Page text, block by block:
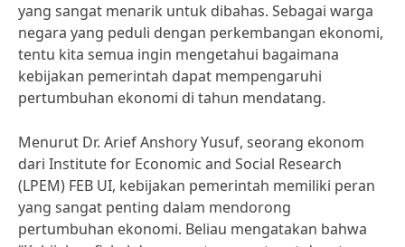
yang sangat menarik untuk dibahas. Sebagai warga
negara yang peduli dengan perkembangan ekonomi,
tentu kita semua ingin mengetahui bagaimana
kebijakan pemerintah dapat mempengaruhi
pertumbuhan ekonomi di tahun mendatang.
Menurut Dr. Arief Anshory Yusuf, seorang ekonom
dari Institute for Economic and Social Research
(LPEM) FEB UI, kebijakan pemerintah memiliki peran
yang sangat penting dalam mendorong
pertumbuhan ekonomi. Beliau mengatakan bahwa